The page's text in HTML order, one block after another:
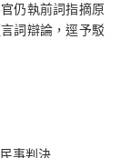
仍執前詞指摘原
詞辯論，逕予駁
事判決